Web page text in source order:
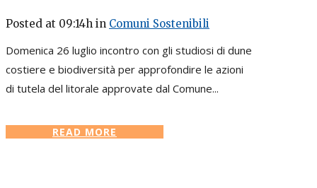
Posted at 09:14h in Comuni Sostenibili
Domenica 26 luglio incontro con gli studiosi di dune
costiere e biodiversità per approfondire le azioni
di tutela del litorale approvate dal Comune...
READ MORE